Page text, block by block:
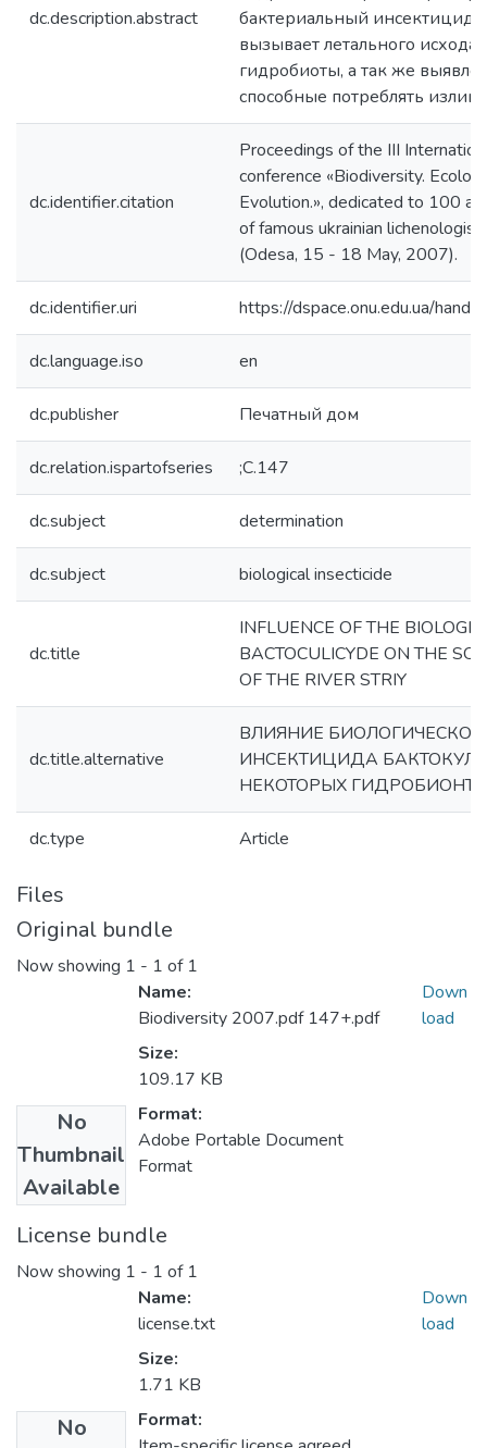
dc.description.abstract
бактериальный инсектицид
вызывает летального исхода
гидробиоты, а так же
способные потреблять
dc.identifier.citation
Proceedings of the III
conference «Biodiversity.
Evolution.», dedicated to 100
of famous ukrainian
(Odesa, 15 - 18 May, 2007).
dc.identifier.uri https://dspace.onu.edu.ua/
dc.language.iso en
dc.publisher Печатный дом
dc.relation.ispartofseries ;С.147
dc.subject determination
dc.subject biological insecticide
dc.title
INFLUENCE OF THE
BACTOCULICYDE ON THE
OF THE RIVER STRIY
dc.title.alternative
ВЛИЯНИЕ
ИНСЕКТИЦИДА
НЕКОТОРЫХ
dc.type Article
Files
Original bundle
Now showing 1 - 1 of 1
No
Thumbnail
Available
Name:
Biodiversity 2007.pdf 147+.pdf
Size:
109.17 KB
Format:
Adobe Portable Document
Format
Down
load
License bundle
Now showing 1 - 1 of 1
No
Name:
license.txt
Size:
1.71 KB
Format:
Down
load